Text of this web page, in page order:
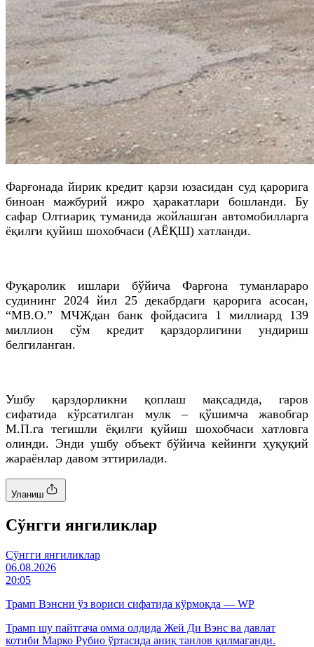
Фарғонада йирик кредит қарзи юзасидан суд қарорига
биноан мажбурий ижро ҳаракатлари бошланди. Бу
сафар Олтиариқ туманида жойлашган автомобилларга
ёқилғи қуйиш шохобчаси (АЁҚШ) хатланди.
Фуқаролик ишлари бўйича Фарғона туманлараро
судининг 2024 йил 25 декабрдаги қарорига асосан,
“MB.O.” МЧЖдан банк фойдасига 1 миллиард 139
миллион сўм кредит қарздорлигини ундириш
белгиланган.
Ушбу қарздорликни қоплаш мақсадида, гаров
сифатида кўрсатилган мулк – қўшимча жавобгар
М.П.га тегишли ёқилғи қуйиш шохобчаси хатловга
олинди. Энди ушбу объект бўйича кейинги ҳуқуқий
жараёнлар давом эттирилади.
Уланиш
Cўнгги янгиликлар
Cўнгги янгиликлар
06.08.2026
20:05
Трамп Вэнсни ўз вориси сифатида кўрмоқда — WP
Трамп шу пайтгача омма олдида Жей Ди Вэнс ва давлат
котиби Марко Рубио ўртасида аниқ танлов қилмаганди.